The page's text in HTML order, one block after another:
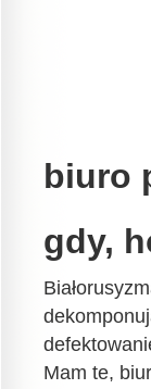
biuro
gdy,
Mam te,